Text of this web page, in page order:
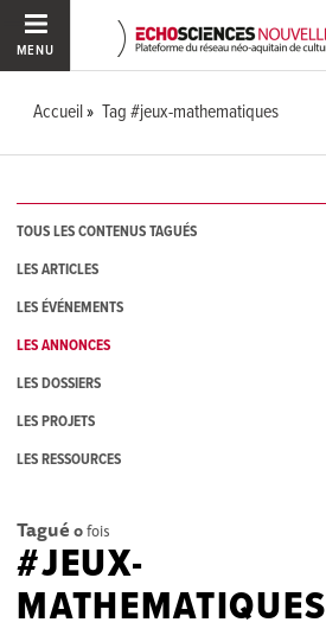
MENU
Accueil Tag #jeux-mathematiques
TOUS LES CONTENUS TAGUÉS
LES ARTICLES
LES ÉVÉNEMENTS
LES ANNONCES
LES DOSSIERS
LES PROJETS
LES RESSOURCES
Tagué 0fois
#JEUX-
MATHEMATIQUES